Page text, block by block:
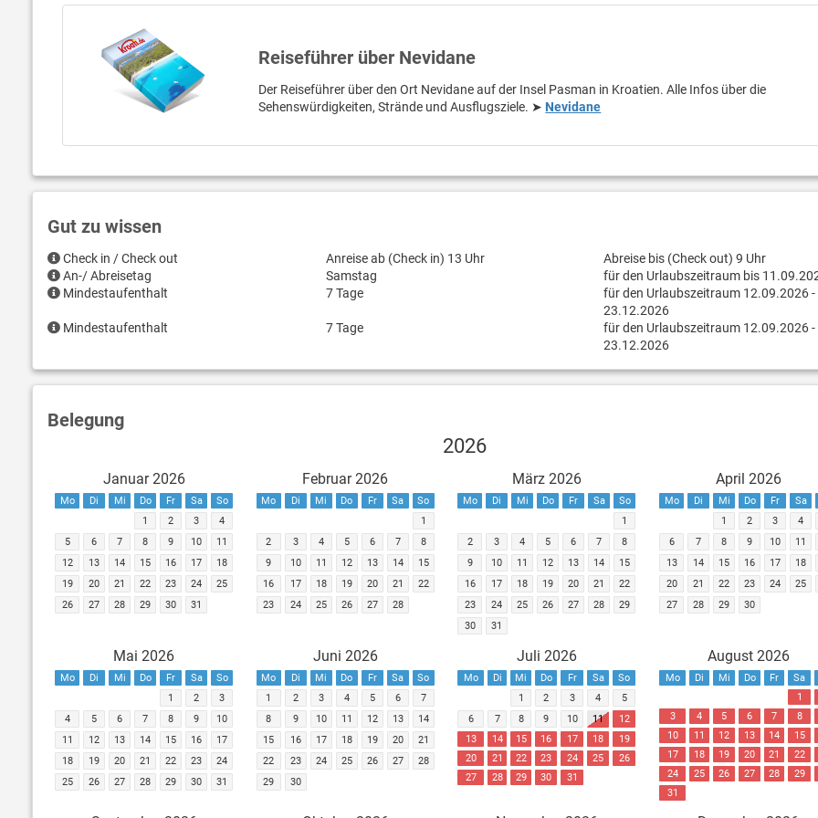
Reiseführer über Nevidane
Der Reiseführer über den Ort Nevidane auf der Insel Pasman in Kroatien. Alle Infos über die
Sehenswürdigkeiten, Strände und Ausflugsziele. ➤ Nevidane
Gut zu wissen
Check in / Check out Anreise ab (Check in) 13 Uhr
Abreise bis (Check out) 9 Uhr
An-/ Abreisetag
Samstag
für den Urlaubszeitraum bis
Mindestaufenthalt
7 Tage
für den Urlaubszeitraum 12.09.2026 -
23.12.2026
Mindestaufenthalt
7 Tage
für den Urlaubszeitraum 12.09.2026 -
23.12.2026
Belegung
2026
Januar 2026
Mo Di Mi Do Fr Sa
So
1
2 3
4
5
6 7 8 9 10
11
12
13 14 15 16 17
18
19
20 21 22 23 24
25
26
27 28 29 30 31
Februar 2026
Mo Di Mi Do Fr Sa
So
1
2
3 4 5 6 7
8
9
10 11 12 13 14
15
16
17 18 19 20 21
22
23
24 25 26 27 28
März 2026
Mo Di Mi Do Fr Sa
So
1
2
3 4 5 6 7
8
9
10 11 12 13 14
15
16
17 18 19 20 21
22
23
24 25 26 27 28
29
30
31
April 2026
Mo Di Mi Do Fr
Sa
1
2 3
4
6
7 8 9 10
11
13
14 15 16 17
18
20
21 22 23 24
25
27
28 29 30
Mai 2026
Mo Di Mi Do Fr Sa
So
1
2
3
4
5 6 7 8 9
10
11
12 13 14 15 16
17
18
19 20 21 22 23
24
25
26 27 28 29 30 31
Juni 2026
Mo Di Mi Do Fr Sa
So
1
2 3 4 5 6
7
8
9 10 11 12 13
14
15
16 17 18 19 20
21
22
23 24 25 26 27
28
29
30
Juli 2026
Mo Di Mi Do Fr Sa
So
1
2 3 4
5
6
7 8 9 10 11
12
13
14 15 16 17 18
19
20
21 22 23 24 25
26
27
28 29 30 31
August 2026
Mo Di Mi Do Fr
Sa
1
3
4 5 6 7
8
10
11 12 13 14
15
17
18 19 20 21
22
24
25 26 27 28
29
31